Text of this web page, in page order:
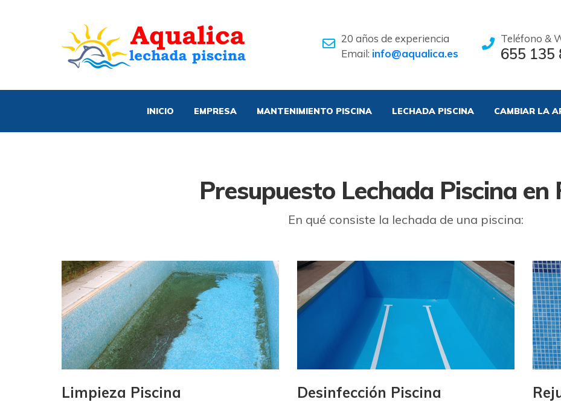
20 años de experiencia
Email: info@aqualica.es
Teléfono &
655 135
INICIO EMPRESA MANTENIMIENTO PISCINA LECHADA PISCINA CAMBIAR LA
Presupuesto Lechada Piscina en
En qué consiste la lechada de una piscina:
Limpieza Piscina Desinfección Piscina